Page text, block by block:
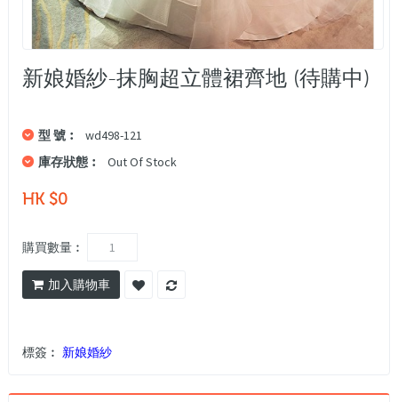
新娘婚紗-抹胸超立體裙齊地 (待購中)
型 號︰
wd498-121
庫存狀態︰
Out Of Stock
HK $0
購買數量︰
加入購物車
標簽︰ 新娘婚紗